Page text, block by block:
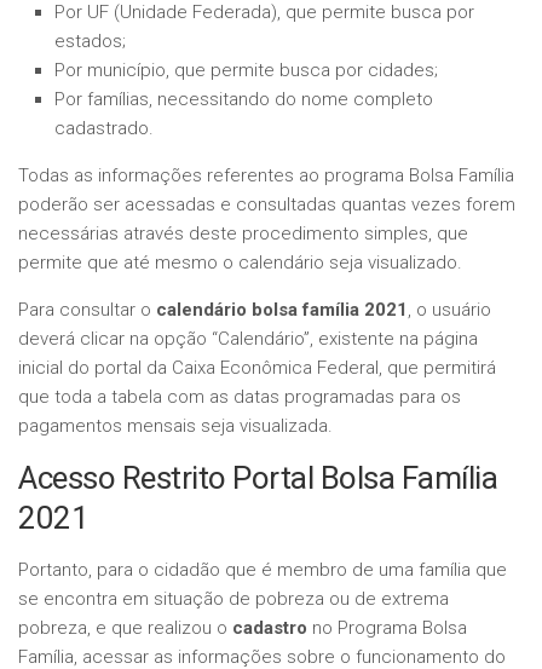
Por UF (Unidade Federada), que permite busca por
estados;
Por município, que permite busca por cidades;
Por famílias, necessitando do nome completo
cadastrado.
Todas as informações referentes ao programa Bolsa Família
poderão ser acessadas e consultadas quantas vezes forem
necessárias através deste procedimento simples, que
permite que até mesmo o calendário seja visualizado.
Para consultar o calendário bolsa família 2021 , o usuário
deverá clicar na opção “Calendário”, existente na página
inicial do portal da Caixa Econômica Federal, que permitirá
que toda a tabela com as datas programadas para os
pagamentos mensais seja visualizada.
Acesso Restrito Portal Bolsa Família
2021
Portanto, para o cidadão que é membro de uma família que
se encontra em situação de pobreza ou de extrema
pobreza, e que realizou o cadastro no Programa Bolsa
Família, acessar as informações sobre o funcionamento do